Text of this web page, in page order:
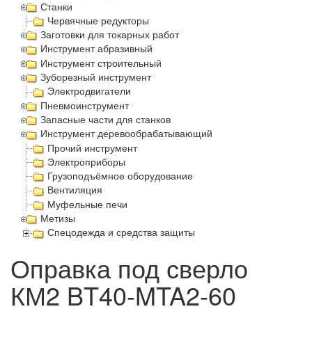
Станки
Червячные редукторы
Заготовки для токарных работ
Инструмент абразивный
Инструмент строительный
Зуборезный инструмент
Электродвигатели
Пневмоинструмент
Запасные части для станков
Инструмент деревообрабатывающий
Прочий инструмент
Электроприборы
Грузоподъёмное оборудование
Вентиляция
Муфельные печи
Метизы
Спецодежда и средства защиты
Оправка под сверло
КМ2 BT40-MTA2-60